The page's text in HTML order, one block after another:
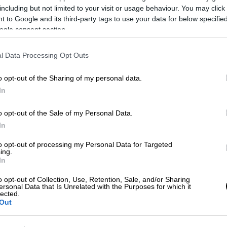
but not limited to your visit or usage behaviour. You may
to Google and its third-party tags to use your data for below
consent section.
Data Processing Opt Outs
opt-out of the Sharing of my personal data.
opt-out of the Sale of my Personal Data.
opt-out of processing my Personal Data for Targeted
opt-out of Collection, Use, Retention, Sale, and/or Sharing
Data that Is Unrelated with the Purposes for which it
δύναμη της φωτογραφίας ως
ιστορικού τεκμηρίου και ενισχύουν
τη συζήτηση για τη σημασία των
Σινεμά|13.03.2026 19:45
και οι queer ιστορίες πίσω από τα
Σκόνη που σηκώνεται από το χώμα,
φώτα της αρένας και ένα πλήθος που
τραγουδά και γιορτάζει. Το